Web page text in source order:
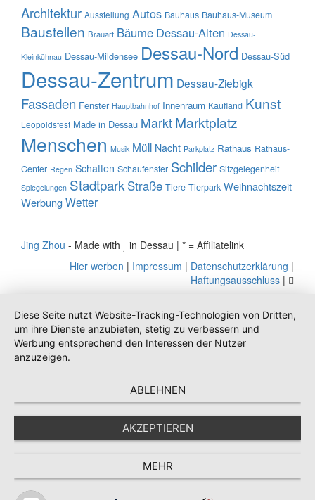
Architektur Ausstellung Autos Bauhaus Bauhaus-Museum
Baustellen Brauart Bäume Dessau-Alten Dessau-
Kleinkühnau Dessau-Mildensee Dessau-Nord Dessau-Süd
Dessau-Zentrum Dessau-Ziebigk
Fassaden Fenster Hauptbahnhof Innenraum Kaufland Kunst
Leopoldsfest Made in Dessau Markt Marktplatz
Menschen Musik Müll Nacht Parkplatz Rathaus Rathaus-
Center Regen Schatten Schaufenster Schilder Sitzgelegenheit
Spiegelungen Stadtpark Straße Tiere Tierpark Weihnachtszeit
WerbungWetter
Jing Zhou - Made with
in Dessau | * = Affiliatelink
Hier werben | Impressum | Datenschutzerklärung |
Haftungsausschluss |
Diese Seite nutzt Website-Tracking-Technologien von Dritten,
um ihre Dienste anzubieten, stetig zu verbessern und
Werbung entsprechend den Interessen der Nutzer
anzuzeigen.
ABLEHNEN
AKZEPTIEREN
MEHR